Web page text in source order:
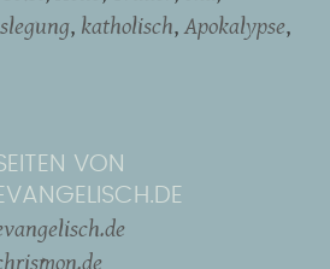
katholisch Apokalypse
VON